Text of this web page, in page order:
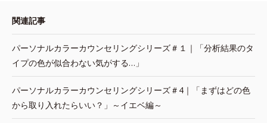
関連記事
パーソナルカラーカウンセリングシリーズ＃１｜「分析結果のタ
イプの色が似合わない気がする…」
パーソナルカラーカウンセリングシリーズ＃4｜「まずはどの色
から取り入れたらいい？」～イエベ編～